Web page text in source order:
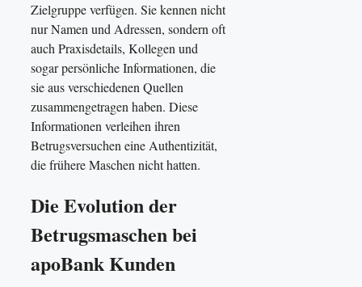
Zielgruppe verfügen. Sie kennen nicht
nur Namen und Adressen, sondern oft
auch Praxisdetails, Kollegen und
sogar persönliche Informationen, die
sie aus verschiedenen Quellen
zusammengetragen haben. Diese
Informationen verleihen ihren
Betrugsversuchen eine Authentizität,
die frühere Maschen nicht hatten.
Die Evolution der
Betrugsmaschen bei
apoBank Kunden